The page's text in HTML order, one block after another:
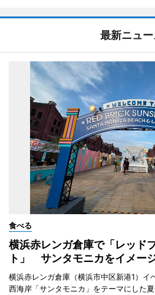
最新ニュー
食べる
横浜赤レンガ倉庫で「レッド
ト」 サンタモニカをイメー
横浜赤レンガ倉庫（横浜市中区新港1）イ
西海岸「サンタモニカ」をテーマにした